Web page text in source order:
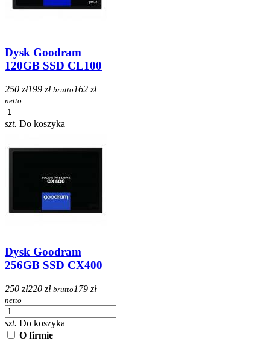
Dysk Goodram
120GB SSD CL100
250 zł199 zł brutto 162 zł
netto
szt. Do koszyka
Dysk Goodram
256GB SSD CX400
250 zł220 zł brutto 179 zł
netto
szt. Do koszyka
O firmie